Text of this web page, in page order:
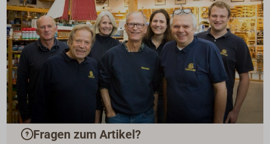
Fragen zum Artikel?